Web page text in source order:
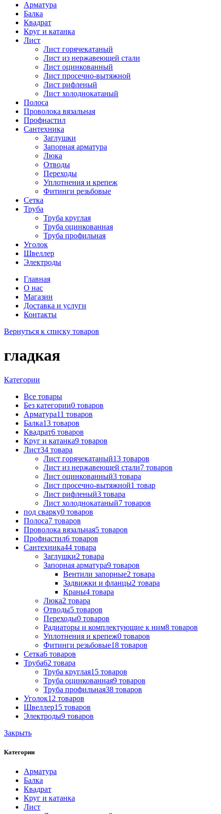
Арматура
Балка
Квадрат
Круг и катанка
Лист
Лист горячекатаный
Лист из нержавеющей стали
Лист оцинкованный
Лист просечно-вытяжной
Лист рифленый
Лист холоднокатаный
Полоса
Проволока вязальная
Профнастил
Сантехника
Заглушки
Запорная арматура
Люка
Отводы
Переходы
Уплотнения и крепеж
Фитинги резьбовые
Сетка
Труба
Труба круглая
Труба оцинкованная
Труба профильная
Уголок
Швеллер
Электроды
Главная
О нас
Магазин
Доставка и услуги
Контакты
Вернуться к списку товаров
гладкая
Категории
Все товары
Без категории0 товаров
Арматура11 товаров
Балка13 товаров
Квадрат6 товаров
Круг и катанка9 товаров
Лист34 товара
Лист горячекатаный13 товаров
Лист из нержавеющей стали7 товаров
Лист оцинкованный3 товара
Лист просечно-вытяжной1 товар
Лист рифленый3 товара
Лист холоднокатаный7 товаров
под сварку0 товаров
Полоса7 товаров
Проволока вязальная5 товаров
Профнастил6 товаров
Сантехника44 товара
Заглушки2 товара
Запорная арматура9 товаров
Вентили запорные2 товара
Задвижки и фланцы2 товара
Краны4 товара
Люка2 товара
Отводы5 товаров
Переходы0 товаров
Радиаторы и комплектующие к ним8 товаров
Уплотнения и крепеж0 товаров
Фитинги резьбовые18 товаров
Сетка6 товаров
Труба62 товара
Труба круглая15 товаров
Труба оцинкованная9 товаров
Труба профильная38 товаров
Уголок12 товаров
Швеллер15 товаров
Электроды9 товаров
Закрыть
Категории
Арматура
Балка
Квадрат
Круг и катанка
Лист